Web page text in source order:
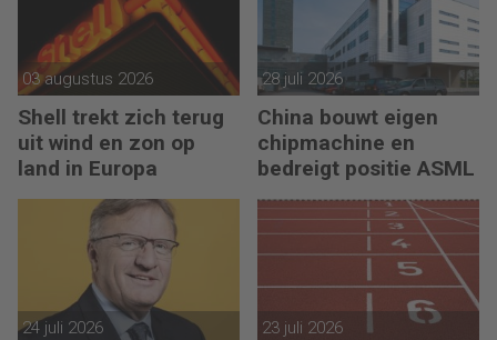
03 augustus 2026
Shell trekt zich terug
uit wind en zon op
land in Europa
28 juli 2026
China bouwt eigen
chipmachine en
bedreigt positie ASML
24 juli 2026 23 juli 2026